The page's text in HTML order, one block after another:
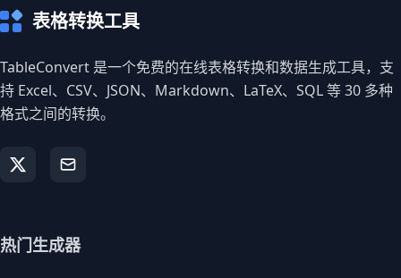
表格转换工具
TableConvert 是一个免费的在线表格转换和数据生成工具，支
持 Excel、CSV、JSON、Markdown、LaTeX、SQL 等 30 多种
格式之间的转换。
热门生成器